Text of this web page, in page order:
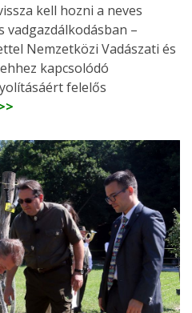
kell hozni a neves
vadgazdálkodásban –
Nemzetközi Vadászati és
kapcsolódó
felelős